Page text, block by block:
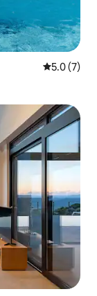
औसत रेटिंग 5
5.0 (7)